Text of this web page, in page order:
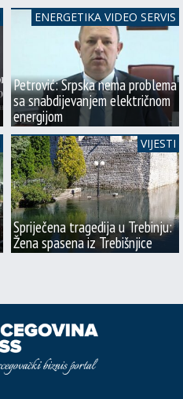
Petrović: Srpska nema problema
sa snabdijevanjem električnom
energijom
ENERGETIKA VIDEO SERVIS
Spriječena tragedija u Trebinju:
Žena spasena iz Trebišnjice
VIJESTI